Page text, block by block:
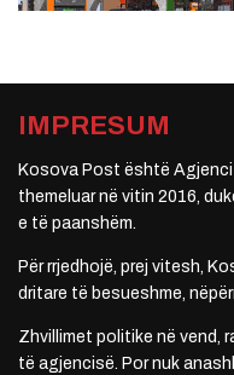
IMPRESUM
Kosova Post është Agjenci
themeluar në vitin 2016,
e të paanshëm.
Për rrjedhojë, prej vitesh,
dritare të besueshme,
Zhvillimet politike në vend,
të agjencisë. Por nuk